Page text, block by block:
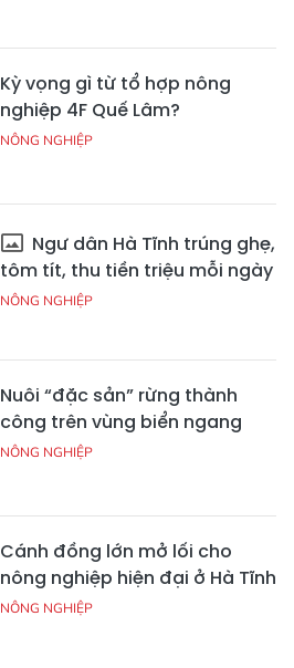
Kỳ vọng gì từ tổ hợp nông
nghiệp 4F Quế Lâm?
NÔNG NGHIỆP
Ngư dân Hà Tĩnh trúng ghẹ,
tôm tít, thu tiền triệu mỗi ngày
NÔNG NGHIỆP
Nuôi “đặc sản” rừng thành
công trên vùng biển ngang
NÔNG NGHIỆP
Cánh đồng lớn mở lối cho
nông nghiệp hiện đại ở Hà Tĩnh
NÔNG NGHIỆP